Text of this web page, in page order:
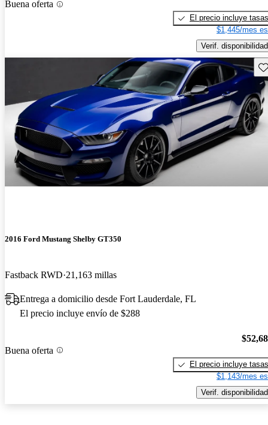
Buena oferta
El precio incluye tasas
$1,445/mes
Verif. disponibilidad
2016 Ford Mustang Shelby GT350
Fastback RWD 21,163 millas
Entrega a domicilio desde Fort Lauderdale, FL
El precio incluye envío de $288
Buena oferta
El precio incluye tasas
$1,143/mes
Verif. disponibilidad